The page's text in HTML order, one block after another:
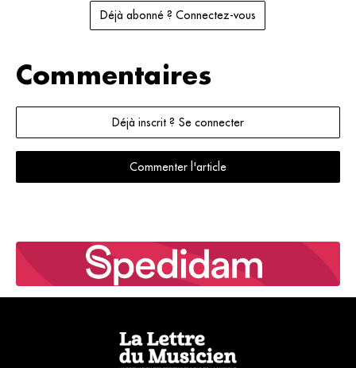
Déjà abonné ? Connectez-vous
Commentaires
Déjà inscrit ? Se connecter
Commenter l'article